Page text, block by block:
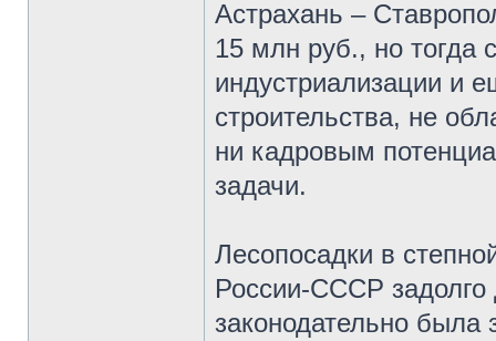
Астрахань –
15 млн руб., но тогда
индустриализации и
строительства, не
ни кадровым
задачи.
Лесопосадки в
России-СССР задолго
законодательно была